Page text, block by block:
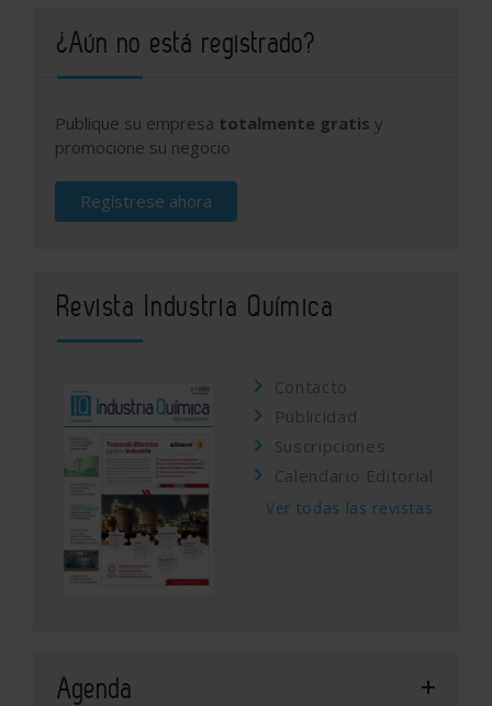
¿Aún no está registrado?
Publique su empresa totalmente gratis y
promocione su negocio
Regístrese ahora
Revista Industria Química
Contacto
Publicidad
Suscripciones
Calendario Editorial
Ver todas las revistas
Agenda